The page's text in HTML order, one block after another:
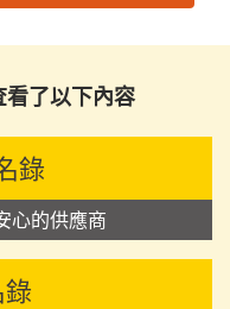
看了以下內容
錄
心的供應商